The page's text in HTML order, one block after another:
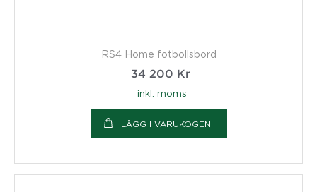
RS4 Home fotbollsbord
34 200 Kr
inkl. moms
LÄGG I VARUKOGEN